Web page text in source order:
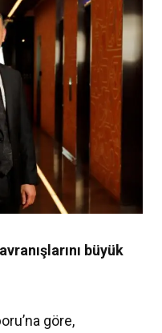
büyük
göre,